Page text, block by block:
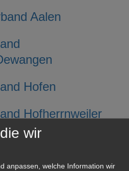
Aalen
Hofen
Hofherrnweiler
Unterkochen -
wir
anpassen, welche Information wir